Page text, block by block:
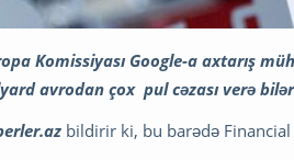
Komissiyası Google-a axtarış
avrodan çox pul cəzası verə
bildirir ki, bu barədə Financial